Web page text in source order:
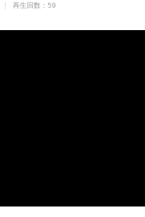
再生回数：59